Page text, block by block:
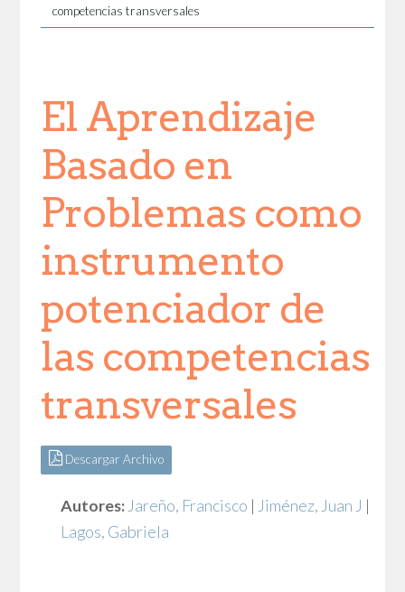
competencias transversales
El Aprendizaje
Basado en
Problemas como
instrumento
potenciador de
las competencias
transversales
Descargar Archivo
Autores: Jareño, Francisco | Jiménez, Juan J |
Lagos, Gabriela